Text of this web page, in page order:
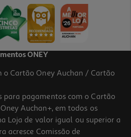
ONEY
o Cartão Oney Auchan / Cartão
para pagamentos com o Cartão
Auchan+, em todos os
Loja de valor igual ou superior a
acresce Comissão de